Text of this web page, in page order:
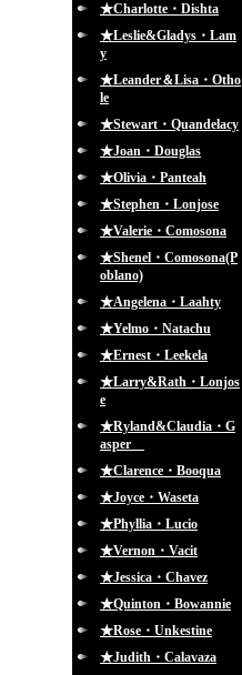
★Charlotte・Dishta
★Leslie&Gladys・Lam
y
★Leander＆Lisa・Otho
le
★Stewart・Quandelacy
★Joan・Douglas
★Olivia・Panteah
★Stephen・Lonjose
★Valerie・Comosona
★Shenel・Comosona(P
oblano)
★Angelena・Laahty
★Yelmo・Natachu
★Ernest・Leekela
★Larry&Rath・Lonjos
e
★Ryland&Claudia・G
asper
★Clarence・Booqua
★Joyce・Waseta
★Phyllia・Lucio
★Vernon・Vacit
★Jessica・Chavez
★Quinton・Bowannie
★Rose・Unkestine
★Judith・Calavaza